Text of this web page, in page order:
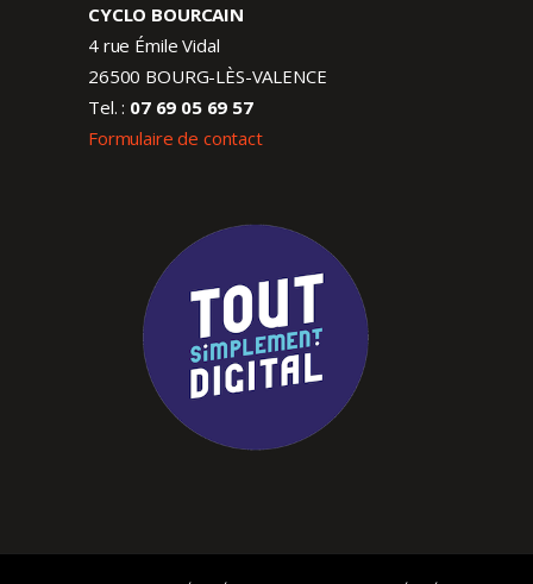
CYCLO BOURCAIN
4 rue Émile Vidal
26500 BOURG-LÈS-VALENCE
Tel. : 07 69 05 69 57
Formulaire de contact